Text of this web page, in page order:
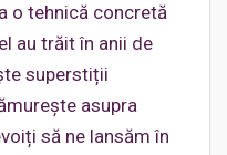
o tehnică concretă
au trăit în anii de
superstiții
asupra
să ne lansăm în